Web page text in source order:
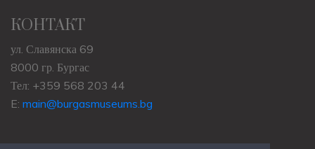
КОНТАКТ
ул. Славянска 69
8000 гр. Бургас
Тел: +359 568 203 44
E: main@burgasmuseums.bg